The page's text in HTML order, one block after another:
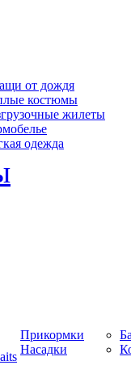
от дождя
костюмы
жилеты
одежда
Прикормки
Насадки